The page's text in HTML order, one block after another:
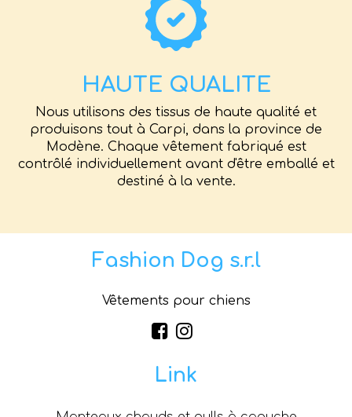
HAUTE QUALITE
Nous utilisons des tissus de haute qualité et
produisons tout à Carpi, dans la province de
Modène. Chaque vêtement fabriqué est
contrôlé individuellement avant d'être emballé et
destiné à la vente.
Fashion Dog s.r.l
Vêtements pour chiens
Link